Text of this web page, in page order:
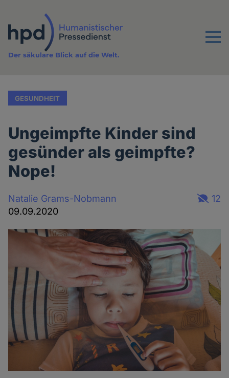
Inhalt
Menu
Der säkulare Blick auf die Welt.
GESUNDHEIT
Ungeimpfte Kinder sind
gesünder als geimpfte?
Nope!
Natalie Grams-Nobmann
09.09.2020
12